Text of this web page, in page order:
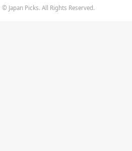
© Japan Picks. All Rights Reserved.